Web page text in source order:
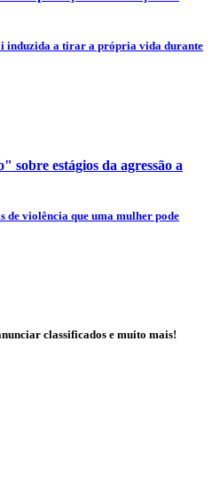
induzida a tirar a própria vida durante
estágios da agressão a
de violência que uma mulher pode
classificados e muito mais!